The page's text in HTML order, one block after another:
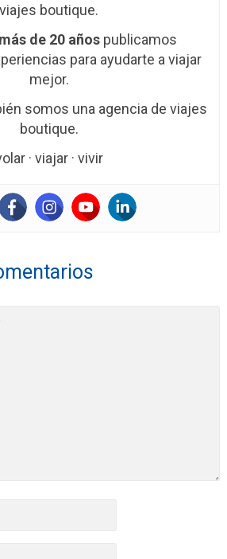
viajes boutique.
más de 20 años publicamos
para ayudarte a viajar
mejor.
somos una agencia de viajes
boutique.
· viajar · vivir